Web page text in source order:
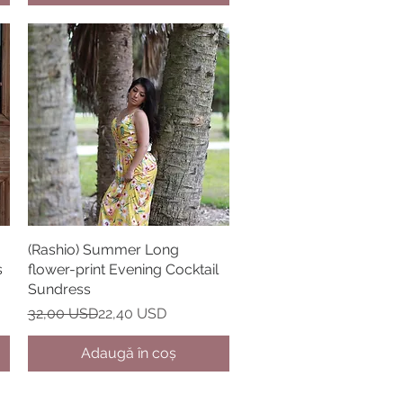
Afișare rapidă
(Rashio) Summer Long
flower-print Evening Cocktail
Sundress
Preț normal
32,00 USD
Preț redus22,40 USD
Adaugă în coș